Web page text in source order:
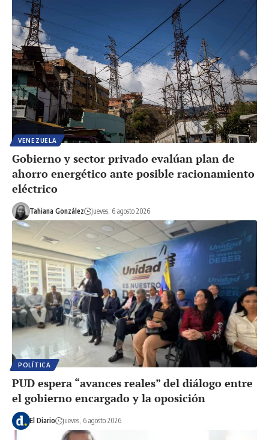
VENEZUELA
Gobierno y sector privado evalúan plan de
ahorro energético ante posible racionamiento
eléctrico
Tahiana González jueves, 6 agosto 2026
POLÍTICA
PUD espera “avances reales” del diálogo entre
el gobierno encargado y la oposición
El Diario jueves, 6 agosto 2026